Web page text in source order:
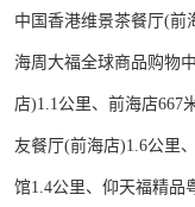
中国香港维景茶餐厅(前
海周大福全球商品购物
店)1.1公里、前海店667
友餐厅(前海店)1.6公里
馆1.4公里、仰天福精品